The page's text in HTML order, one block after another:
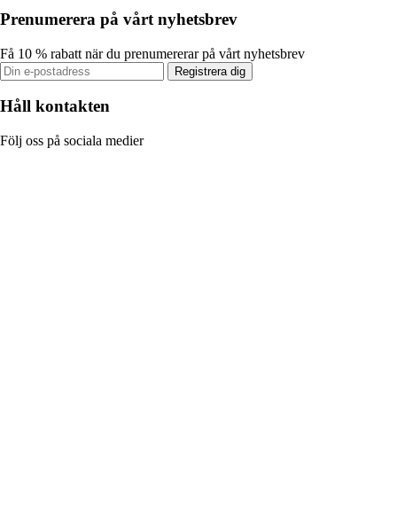
Prenumerera på vårt nyhetsbrev
Få 10 % rabatt när du prenumererar på vårt nyhetsbrev
Registrera dig
Håll kontakten
Följ oss på sociala medier